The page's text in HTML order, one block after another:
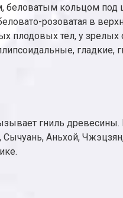
кольцом
розоватая в
тел, у зрелых
гладкие,
гниль
Аньхой,